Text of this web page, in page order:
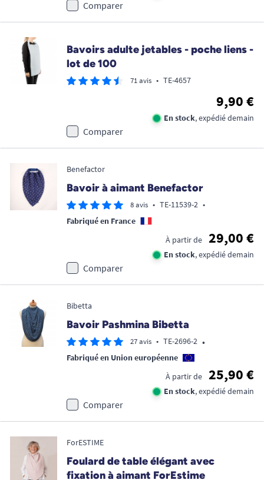
Comparer
Bavoirs adulte jetables - poche liens -
lot de 100
71 avis • TE-4657
9,90 €
En stock, expédié demain
Comparer
Benefactor
Bavoir à aimant Benefactor
8 avis • TE-11539-2 •
Fabriqué en France
À partir de
29,00 €
En stock, expédié demain
Comparer
Bibetta
Bavoir Pashmina Bibetta
27 avis • TE-2696-2 •
Fabriqué en Union européenne
À partir de
25,90 €
En stock, expédié demain
Comparer
ForESTIME
Foulard de table élégant avec
fixation à aimant ForEstime